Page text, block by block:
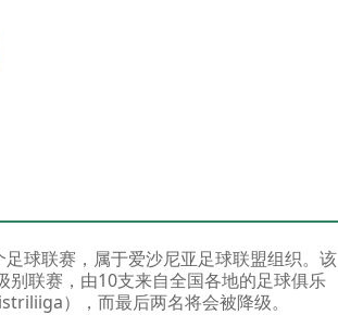
球联赛，属于爱沙尼亚足球联盟组织。该
联赛，由10支来自全国各地的足球俱乐
），而最后两名将会被降级。